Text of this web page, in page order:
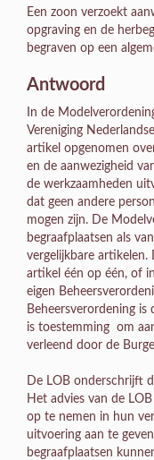
Een zoon verzoekt
opgraving en de
begraven op een
Antwoord
In de
Vereniging
artikel opgenomen
en de aanwezigheid
de werkzaamheden
dat geen andere
mogen zijn. De
begraafplaatsen als
vergelijkbare artikelen.
artikel één op één, of
eigen
Beheersverordening is
is toestemming om
verleend door de
De LOB onderschrijft
Het advies van de
op te nemen in hun
uitvoering aan te
begraafplaatsen